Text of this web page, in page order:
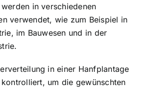
in verschiedenen
verwendet, wie zum Beispiel in
im Bauwesen und in der
in einer Hanfplantage
um die gewünschten